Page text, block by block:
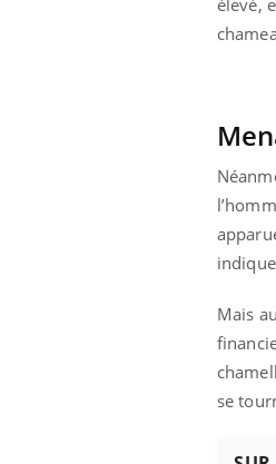
Mais
se
Insuline &
En 2026,
reste entourée
patients comme